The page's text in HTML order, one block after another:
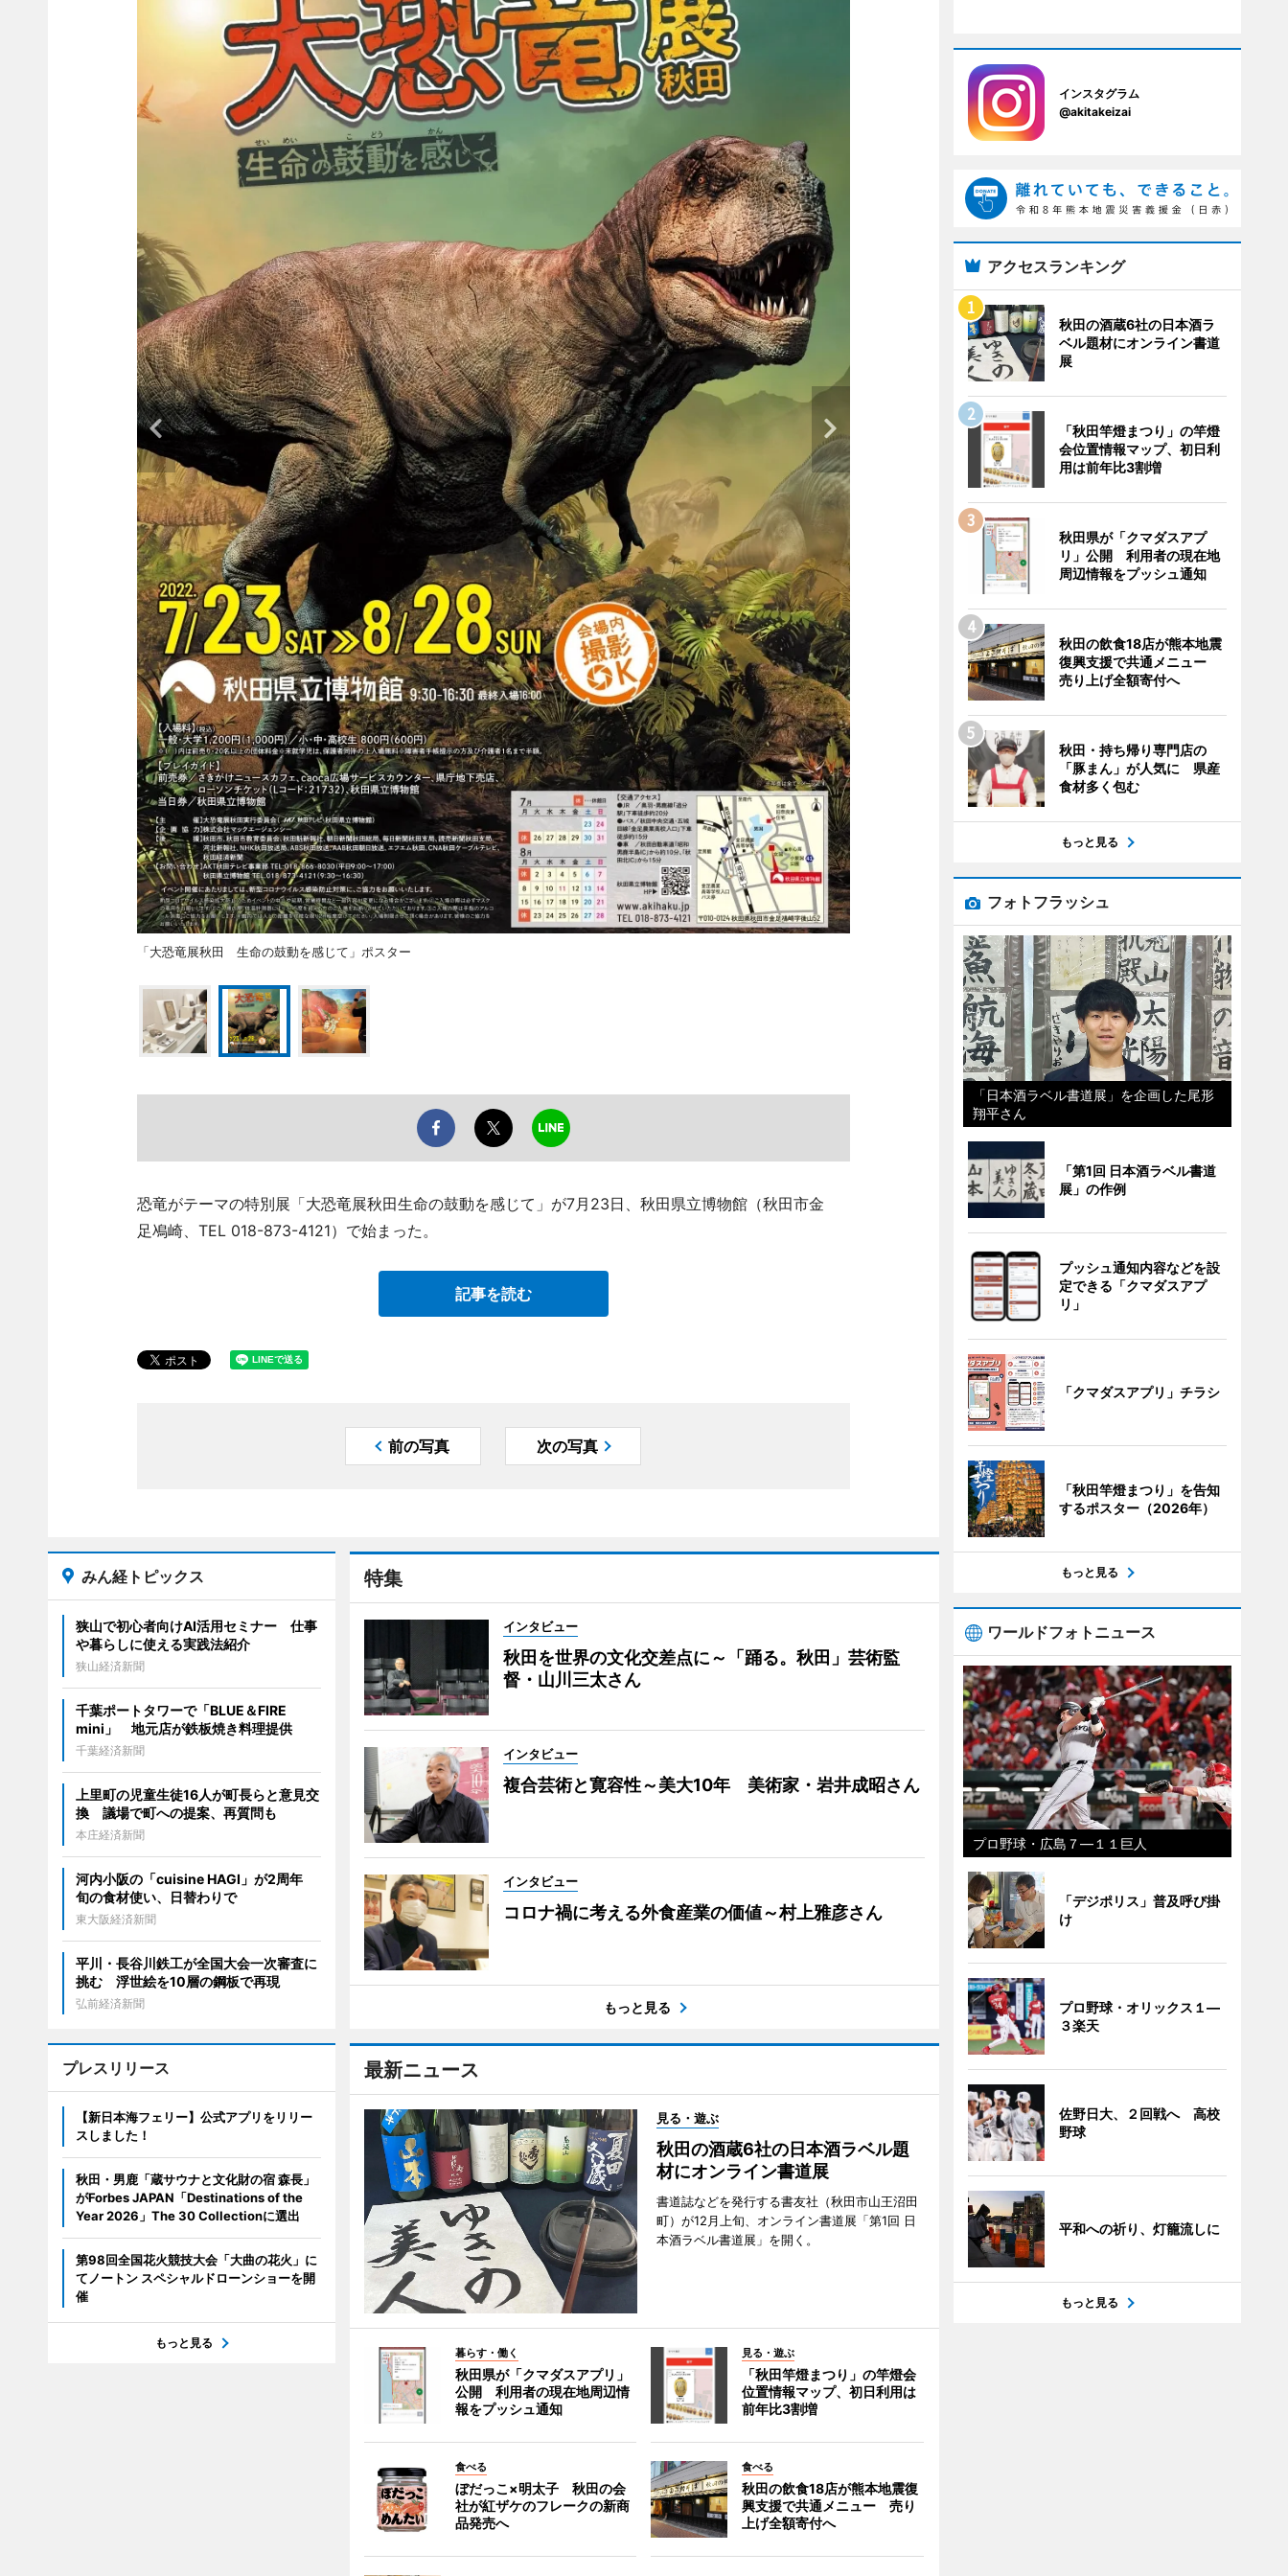
「大恐竜展秋田 生命の鼓動を感じて」ポスター
恐竜がテーマの特別展「大恐竜展秋田生命の鼓動を感じて」が7月23日、秋田県立博物館（秋田市金
足鳰崎、TEL 018-873-4121）で始まった。
記事を読む
前の写真 次の写真
特集
インタビュー
秋田を世界の文化交差点に～「踊る。秋田」芸術監
督・山川三太さん
インタビュー
複合芸術と寛容性～美大10年 美術家・岩井成昭さん
インタビュー
コロナ禍に考える外食産業の価値～村上雅彦さん
もっと見る
最新ニュース
見る・遊ぶ
秋田の酒蔵6社の日本酒ラベル題
材にオンライン書道展
書道誌などを発行する書友社（秋田市山王沼田
町）が12月上旬、オンライン書道展「第1回 日
本酒ラベル書道展」を開く。
暮らす・働く
秋田県が「クマダスアプリ」
公開 利用者の現在地周辺情
報をプッシュ通知
見る・遊ぶ
「秋田竿燈まつり」の竿燈会
位置情報マップ、初日利用は
前年比3割増
食べる
ぼだっこ×明太子 秋田の会
社が紅ザケのフレークの新商
品発売へ
食べる
秋田の飲食18店が熊本地震復
興支援で共通メニュー 売り
上げ全額寄付へ
みん経トピックス
狭山で初心者向けAI活用セミナー 仕事
や暮らしに使える実践法紹介
狭山経済新聞
千葉ポートタワーで「BLUE＆FIRE
mini」 地元店が鉄板焼き料理提供
千葉経済新聞
上里町の児童生徒16人が町長らと意見交
換 議場で町への提案、再質問も
本庄経済新聞
河内小阪の「cuisine HAGI」が2周年
旬の食材使い、日替わりで
東大阪経済新聞
平川・長谷川鉄工が全国大会一次審査に
挑む 浮世絵を10層の鋼板で再現
弘前経済新聞
プレスリリース
【新日本海フェリー】公式アプリをリリー
スしました！
秋田・男鹿「蔵サウナと文化財の宿 森長」
がForbes JAPAN「Destinations of the
Year 2026」The 30 Collectionに選出
第98回全国花火競技大会「大曲の花火」に
てノートン スペシャルドローンショーを開
催
もっと見る
インスタグラム
@akitakeizai
アクセスランキング
秋田の酒蔵6社の日本酒ラ
ベル題材にオンライン書道
展
「秋田竿燈まつり」の竿燈
会位置情報マップ、初日利
用は前年比3割増
秋田県が「クマダスアプ
リ」公開 利用者の現在地
周辺情報をプッシュ通知
秋田の飲食18店が熊本地震
復興支援で共通メニュー
売り上げ全額寄付へ
秋田・持ち帰り専門店の
「豚まん」が人気に 県産
食材多く包む
もっと見る
フォトフラッシュ
「日本酒ラベル書道展」を企画した尾形
翔平さん
「第1回 日本酒ラベル書道
展」の作例
プッシュ通知内容などを設
定できる「クマダスアプ
リ」
「クマダスアプリ」チラシ
「秋田竿燈まつり」を告知
するポスター（2026年）
もっと見る
ワールドフォトニュース
プロ野球・広島７―１１巨人
「デジポリス」普及呼び掛
け
プロ野球・オリックス１―
３楽天
佐野日大、２回戦へ 高校
野球
平和への祈り、灯籠流しに
もっと見る